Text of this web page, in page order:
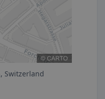
Switzerland